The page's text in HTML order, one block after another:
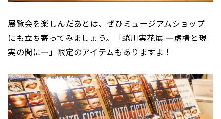
展覧会を楽しんだあとは、ぜひミュージアムショップ
にも立ち寄ってみましょう。「蜷川実花展 ー虚構と現
実の間にー」限定のアイテムもありますよ！